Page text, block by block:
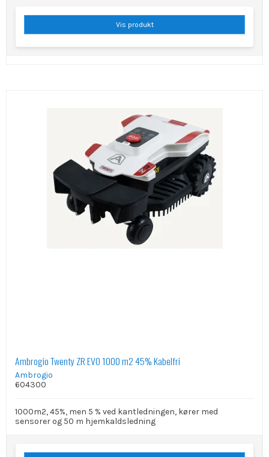
Vis produkt
Ambrogio Twenty ZR EVO 1000 m2 45% Kabelfri
Ambrogio
604300
1000m2, 45%, men 5 % ved kantledningen, kører med
sensorer og 50 m hjemkaldsledning